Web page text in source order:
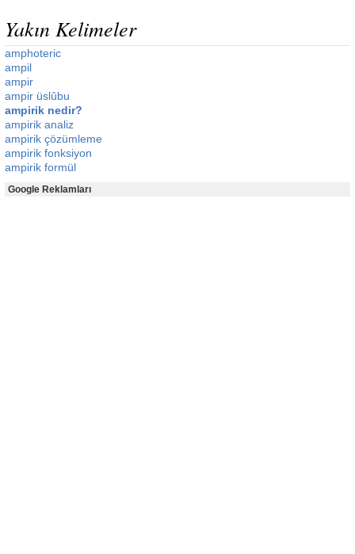
Yakın Kelimeler
amphoteric
ampil
ampir
ampir üslûbu
ampirik nedir?
ampirik analiz
ampirik çözümleme
ampirik fonksiyon
ampirik formül
Google Reklamları